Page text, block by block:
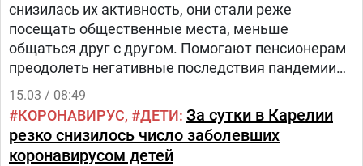
снизилась их активность, они стали реже
посещать общественные места, меньше
общаться друг с другом. Помогают пенсионерам
преодолеть негативные последствия пандемии
профессионалы-специалисты системы
социального обслуживания населения.
15.03 / 08:49
КОРОНАВИРУС ДЕТИ За сутки в Карелии
резко снизилось число заболевших
коронавирусом детей